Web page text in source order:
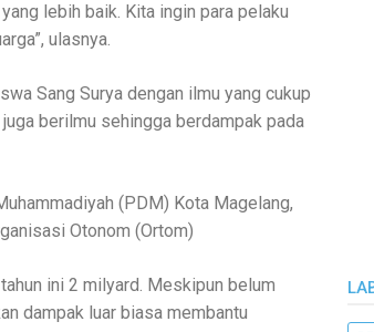
lebih baik. Kita ingin para pelaku
ulasnya.
Sang Surya dengan ilmu yang cukup
berilmu sehingga berdampak pada
(PDM) Kota Magelang,
Otonom (Ortom)
ini 2 milyard. Meskipun belum
dampak luar biasa membantu